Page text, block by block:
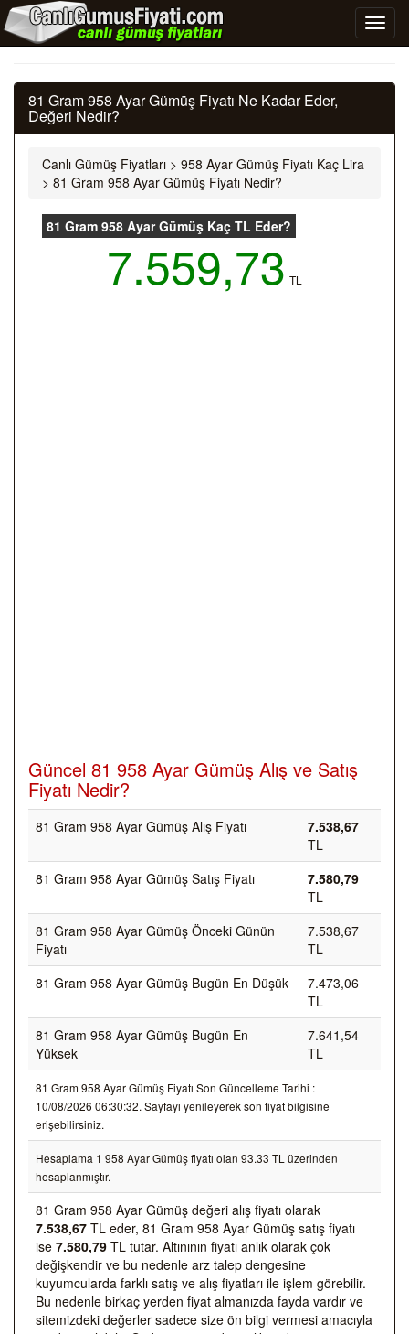
81 Gram 958 Ayar Gümüş Fiyatı Ne Kadar Eder,
Değeri Nedir?
Canlı Gümüş Fiyatları > 958 Ayar Gümüş Fiyatı Kaç Lira
> 81 Gram 958 Ayar Gümüş Fiyatı Nedir?
81 Gram 958 Ayar Gümüş Kaç TL Eder?
7.559,73 TL
Güncel 81 958 Ayar Gümüş Alış ve Satış
Fiyatı Nedir?
81 Gram 958 Ayar Gümüş Alış Fiyatı
7.538,67
TL
81 Gram 958 Ayar Gümüş Satış Fiyatı
7.580,79
TL
81 Gram 958 Ayar Gümüş Önceki Günün
Fiyatı
7.538,67
TL
81 Gram 958 Ayar Gümüş Bugün En Düşük
7.473,06
TL
81 Gram 958 Ayar Gümüş Bugün En
Yüksek
7.641,54
TL
81 Gram 958 Ayar Gümüş Fiyatı Son Güncelleme Tarihi :
10/08/2026 06:30:32. Sayfayı yenileyerek son fiyat bilgisine
erişebilirsiniz.
Hesaplama 1 958 Ayar Gümüş fiyatı olan 93.33 TL üzerinden
hesaplanmıştır.
81 Gram 958 Ayar Gümüş değeri alış fiyatı olarak
7.538,67 TL eder, 81 Gram 958 Ayar Gümüş satış fiyatı
ise 7.580,79 TL tutar. Altınının fiyatı anlık olarak çok
değişkendir ve bu nedenle arz talep dengesine
kuyumcularda farklı satış ve alış fiyatları ile işlem görebilir.
Bu nedenle birkaç yerden fiyat almanızda fayda vardır ve
sitemizdeki değerler sadece size ön bilgi vermesi amacıyla